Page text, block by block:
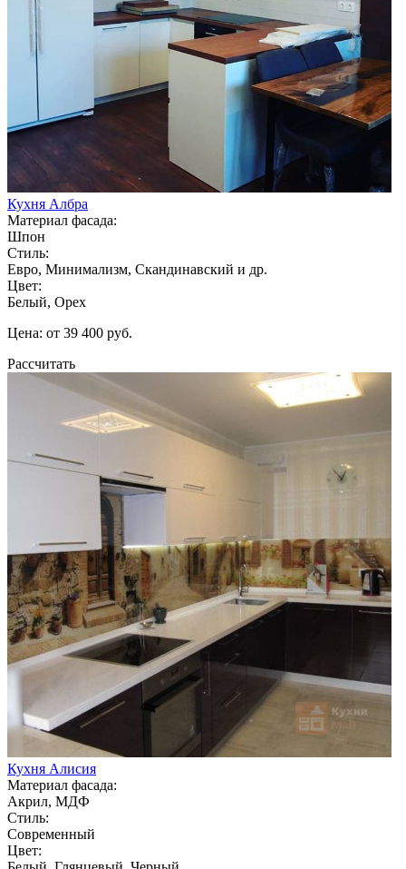
Кухня Албра
Материал фасада:
Шпон
Стиль:
Евро, Минимализм, Скандинавский и др.
Цвет:
Белый, Орех
Цена: от 39 400 руб.
Рассчитать
Кухня Алисия
Материал фасада:
Акрил, МДФ
Стиль:
Современный
Цвет: